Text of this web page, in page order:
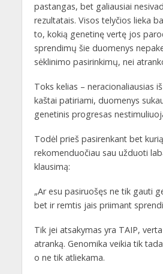
pastangas, bet galiausiai
rezultatais. Visos telyčios lieka
to, kokią genetinę vertę jos
sprendimų šie duomenys
sėklinimo pasirinkimų, nei
Toks kelias – neracionaliausias
kaštai patiriami, duomenys
genetinis progresas
Todėl prieš pasirenkant bet
rekomenduočiau sau užduoti
klausimą:
„Ar esu pasiruošęs ne tik gauti
bet ir remtis jais priimant
Tik jei atsakymas yra TAIP,
atranką. Genomika veikia tik
o ne tik atliekama.